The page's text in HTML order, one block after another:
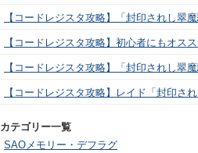
【コードレジスタ攻略】「封印されし翠
【コードレジスタ攻略】初心者にもオス
【コードレジスタ攻略】「封印されし翠
【コードレジスタ攻略】レイド「封印
カテゴリー一覧
SAOメモリー・デフラグ